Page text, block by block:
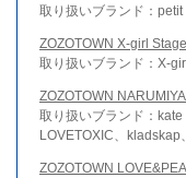
取り扱いブランド：
ZOZOTOWN X-girl
取り扱いブランド：X-
ZOZOTOWN
取り扱いブランド：
LOVETOXIC、
ZOZOTOWN